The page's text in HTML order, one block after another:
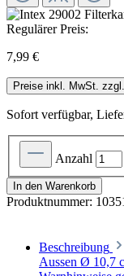
Regulärer Preis:
7,99 €
Preise inkl. MwSt.
Sofort verfügbar,
Anzahl
In den Warenkorb
Produktnummer:
Beschreibung
Aussen Ø 10,7